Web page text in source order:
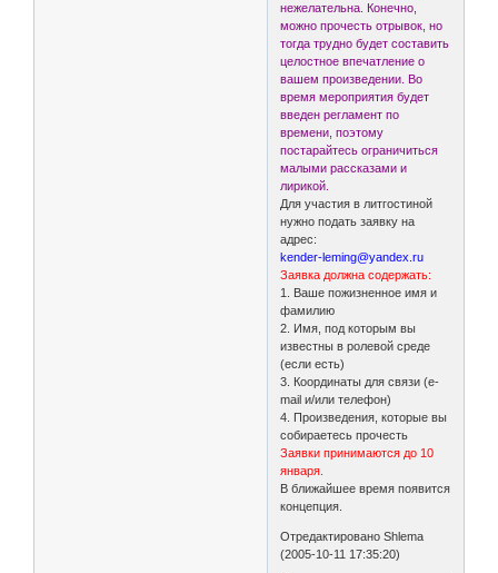
нежелательна. Конечно,
можно прочесть отрывок, но
тогда трудно будет составить
целостное впечатление о
вашем произведении. Во
время мероприятия будет
введен регламент по
времени, поэтому
постарайтесь ограничиться
малыми рассказами и
лирикой.
Для участия в литгостиной
нужно подать заявку на
адрес:
kender-leming@yandex.ru
Заявка должна содержать:
1. Ваше пожизненное имя и
фамилию
2. Имя, под которым вы
известны в ролевой среде
(если есть)
3. Координаты для связи (e-
mail и/или телефон)
4. Произведения, которые вы
собираетесь прочесть
Заявки принимаются до 10
января.
В ближайшее время появится
концепция.
Отредактировано Shlema
(2005-10-11 17:35:20)